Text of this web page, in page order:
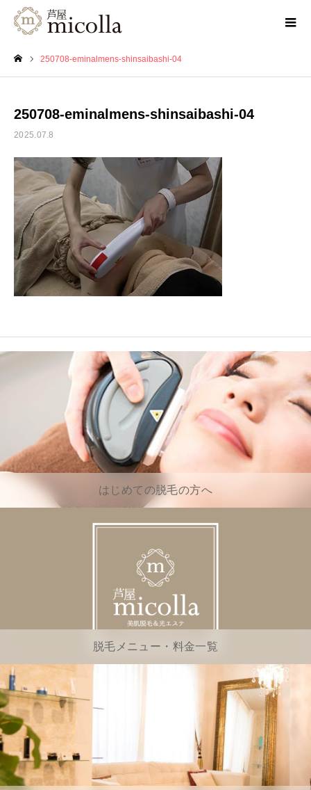
250708-eminalmens-shinsaibashi-04
250708-eminalmens-shinsaibashi-04
2025.07.8
はじめての脱毛の方へ
脱毛メニュー・料金一覧